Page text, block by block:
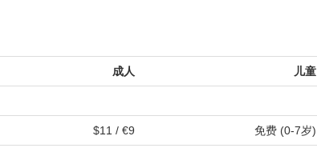
成人 儿童
$11 / €9 免费 (0-7岁)